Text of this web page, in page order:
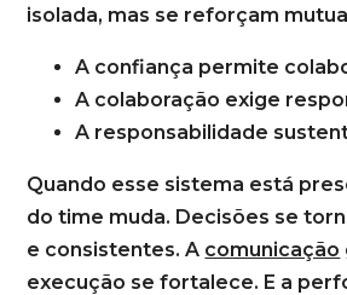
isolada, mas se reforçam
A confiança permite
A colaboração exige
A responsabilidade
Quando esse sistema está
do time muda. Decisões se
e consistentes. A comunicação
execução se fortalece. E a